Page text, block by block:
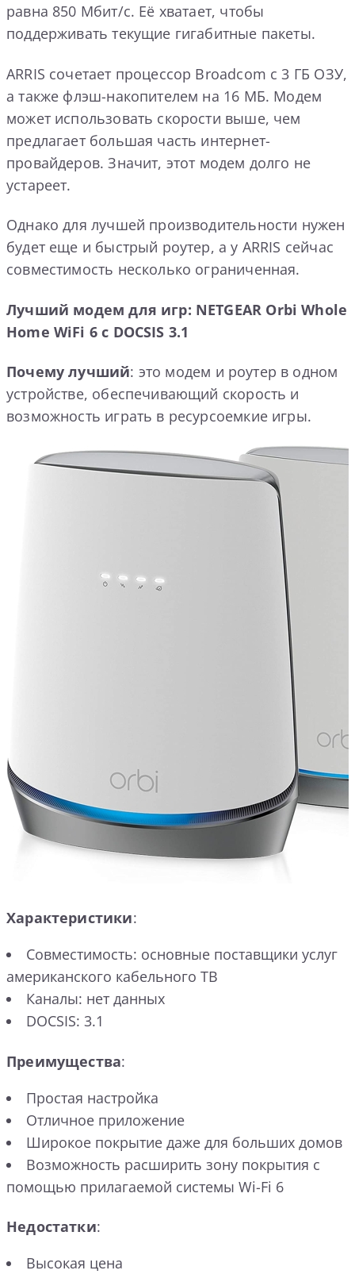
равна 850 Мбит/с. Её хватает, чтобы
поддерживать текущие гигабитные пакеты.
ARRIS сочетает процессор Broadcom с 3 ГБ ОЗУ,
а также флэш-накопителем на 16 МБ. Модем
может использовать скорости выше, чем
предлагает большая часть интернет-
провайдеров. Значит, этот модем долго не
устареет.
Однако для лучшей производительности нужен
будет еще и быстрый роутер, а у ARRIS сейчас
совместимость несколько ограниченная.
Лучший модем для игр: NETGEAR Orbi Whole
Home WiFi 6 с DOCSIS 3.1
Почему лучший: это модем и роутер в одном
устройстве, обеспечивающий скорость и
возможность играть в ресурсоемкие игры.
Характеристики:
Совместимость: основные поставщики услуг
американского кабельного ТВ
Каналы: нет данных
DOCSIS: 3.1
Преимущества:
Простая настройка
Отличное приложение
Широкое покрытие даже для больших домов
Возможность расширить зону покрытия с
помощью прилагаемой системы Wi-Fi 6
Недостатки:
Высокая цена